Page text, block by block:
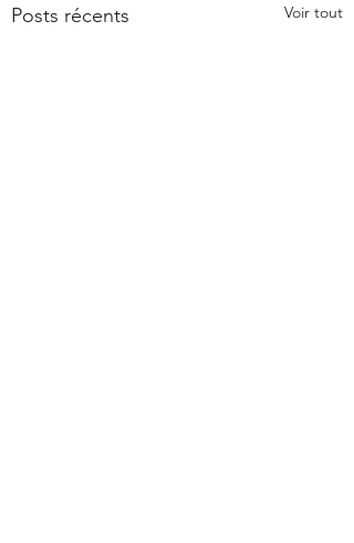
Posts récents Voir tout